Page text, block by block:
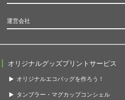
運営会社
オリジナルグッズプリントサービス
オリジナルエコバッグを作ろう！
タンブラー・マグカップコンシェル